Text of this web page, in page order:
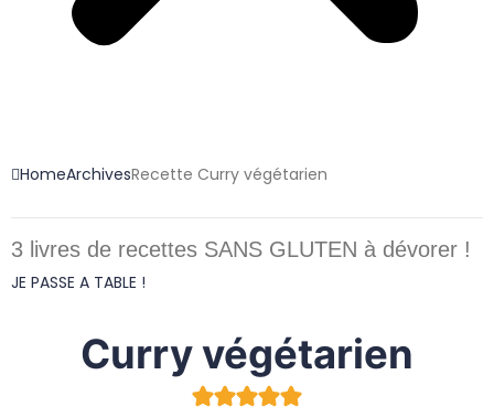
HomeArchivesRecette Curry végétarien
3 livres de recettes SANS GLUTEN à dévorer !
JE PASSE A TABLE !
Curry végétarien